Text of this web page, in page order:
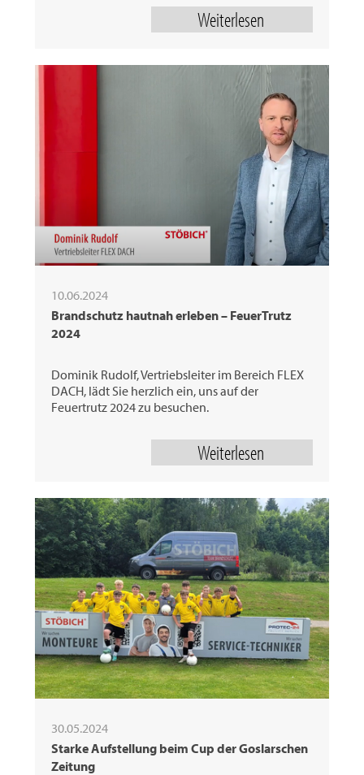
Weiterlesen
10.06.2024
Brandschutz hautnah erleben – FeuerTrutz
2024
Dominik Rudolf, Vertriebsleiter im Bereich FLEX
DACH, lädt Sie herzlich ein, uns auf der
Feuertrutz 2024 zu besuchen.
Weiterlesen
30.05.2024
Starke Aufstellung beim Cup der Goslarschen
Zeitung